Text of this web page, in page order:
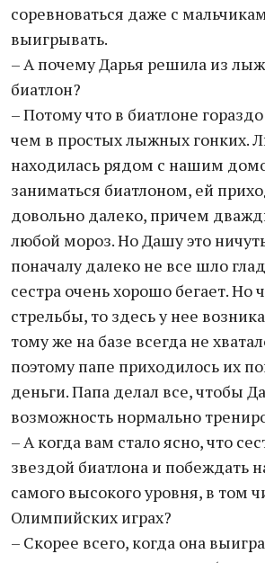
соревноваться даже с
выигрывать.
– А почему Дарья решила из
биатлон?
– Потому что в биатлоне
чем в простых лыжных гонких.
находилась рядом с нашим
заниматься биатлоном, ей
довольно далеко, причем
любой мороз. Но Дашу это
поначалу далеко не все шло
сестра очень хорошо бегает. Но
стрельбы, то здесь у нее
тому же на базе всегда не
поэтому папе приходилось их
деньги. Папа делал все, чтобы
возможность нормально
– А когда вам стало ясно, что
звездой биатлона и побеждать
самого высокого уровня, в том
Олимпийских играх?
– Скорее всего, когда она